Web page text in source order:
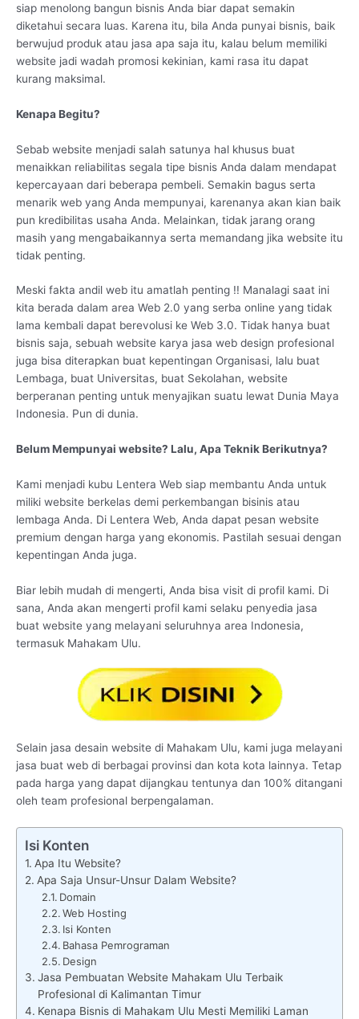
siap menolong bangun bisnis Anda biar dapat semakin
diketahui secara luas. Karena itu, bila Anda punyai bisnis, baik
berwujud produk atau jasa apa saja itu, kalau belum memiliki
website jadi wadah promosi kekinian, kami rasa itu dapat
kurang maksimal.
Kenapa Begitu?
Sebab website menjadi salah satunya hal khusus buat
menaikkan reliabilitas segala tipe bisnis Anda dalam mendapat
kepercayaan dari beberapa pembeli. Semakin bagus serta
menarik web yang Anda mempunyai, karenanya akan kian baik
pun kredibilitas usaha Anda. Melainkan, tidak jarang orang
masih yang mengabaikannya serta memandang jika website itu
tidak penting.
Meski fakta andil web itu amatlah penting !! Manalagi saat ini
kita berada dalam area Web 2.0 yang serba online yang tidak
lama kembali dapat berevolusi ke Web 3.0. Tidak hanya buat
bisnis saja, sebuah website karya jasa web design profesional
juga bisa diterapkan buat kepentingan Organisasi, lalu buat
Lembaga, buat Universitas, buat Sekolahan, website
berperanan penting untuk menyajikan suatu lewat Dunia Maya
Indonesia. Pun di dunia.
Belum Mempunyai website? Lalu, Apa Teknik Berikutnya?
Kami menjadi kubu Lentera Web siap membantu Anda untuk
miliki website berkelas demi perkembangan bisinis atau
lembaga Anda. Di Lentera Web, Anda dapat pesan website
premium dengan harga yang ekonomis. Pastilah sesuai dengan
kepentingan Anda juga.
Biar lebih mudah di mengerti, Anda bisa visit di profil kami. Di
sana, Anda akan mengerti profil kami selaku penyedia jasa
buat website yang melayani seluruhnya area Indonesia,
termasuk Mahakam Ulu.
Selain jasa desain website di Mahakam Ulu, kami juga melayani
jasa buat web di berbagai provinsi dan kota kota lainnya. Tetap
pada harga yang dapat dijangkau tentunya dan 100% ditangani
oleh team profesional berpengalaman.
Isi Konten
Apa Itu Website?
Apa Saja Unsur-Unsur Dalam Website?
Domain
Web Hosting
Isi Konten
Bahasa Pemrograman
Design
Jasa Pembuatan Website Mahakam Ulu Terbaik
Profesional di Kalimantan Timur
Kenapa Bisnis di Mahakam Ulu Mesti Memiliki Laman